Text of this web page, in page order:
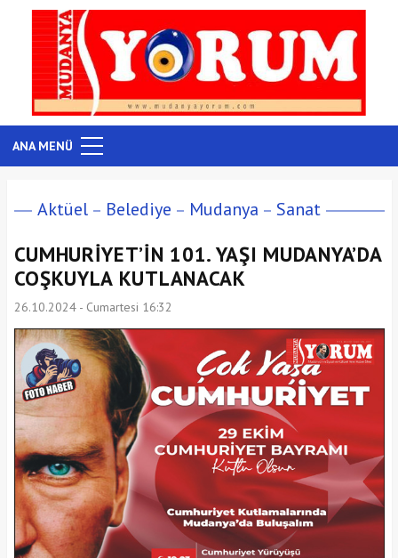
ANA MENÜ
Aktüel Belediye Mudanya Sanat
CUMHURİYET’İN 101. YAŞI MUDANYA’DA
COŞKUYLA KUTLANACAK
26.10.2024 - Cumartesi 16:32